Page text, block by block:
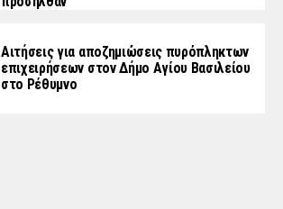
Αιτήσεις για αποζημιώσεις πυρόπληκτων
επιχειρήσεων στον Δήμο Αγίου Βασιλείου
στο Ρέθυμνο